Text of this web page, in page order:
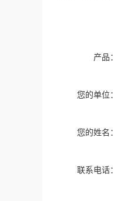
产品：
您的单位：
您的姓名：
联系电话：